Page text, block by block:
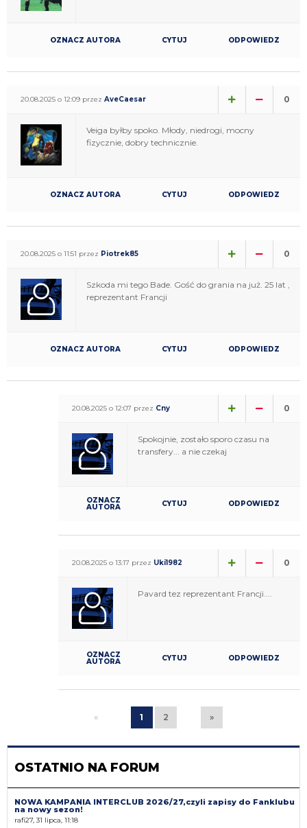
OZNACZ AUTORA CYTUJ ODPOWIEDZ
20.08.2025 o 12:09 przez AveCaesar 0
Veiga byłby spoko. Młody, niedrogi, mocny
fizycznie, dobry technicznie.
OZNACZ AUTORA CYTUJ ODPOWIEDZ
20.08.2025 o 11:51 przez Piotrek85 0
Szkoda mi tego Bade. Gość do grania na już. 25 lat ,
reprezentant Francji
OZNACZ AUTORA CYTUJ ODPOWIEDZ
20.08.2025 o 12:07 przez Cny 0
Spokojnie, zostało sporo czasu na
transfery... a nie czekaj
OZNACZ
AUTORA CYTUJ ODPOWIEDZ
20.08.2025 o 13:17 przez Uki1982 0
Pavard tez reprezentant Francji....
OZNACZ
AUTORA CYTUJ ODPOWIEDZ
« 1 2 »
OSTATNIO NA FORUM
NOWA KAMPANIA INTERCLUB 2026/27,czyli zapisy do Fanklubu
na nowy sezon!
rafi27, 31 lipca, 11:18